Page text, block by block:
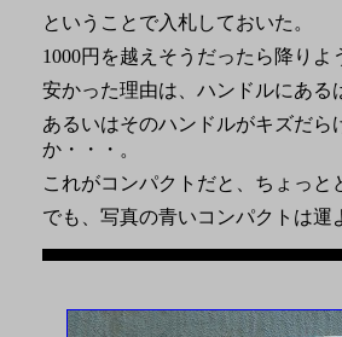
ということで入札しておいた。
1000円を越えそうだったら降り
安かった理由は、ハンドルにあ
あるいはそのハンドルがキズだ
か・・・。
これがコンパクトだと、ちょっ
でも、写真の青いコンパクトは運